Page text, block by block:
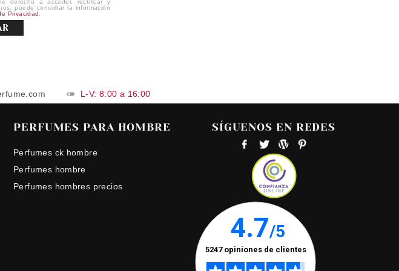
derecho a acceder, rectificar y
puede consultar la información
Privacidad
L-V: 8:00 a 16:00
PERFUMES PARA HOMBRE
Perfumes ck hombre
Perfumes hombre
Perfumes hombres precios
SÍGUENOS EN REDES